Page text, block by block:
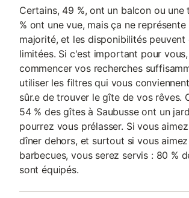
Certains, 49 %, ont un balcon ou une
% ont une vue, mais ça ne représente
majorité, et les disponibilités
limitées. Si c'est important pour
commencer vos recherches
utiliser les filtres qui vous
sûr.e de trouver le gîte de vos rêves.
54 % des gîtes à Saubusse ont un
pourrez vous prélasser. Si vous
dîner dehors, et surtout si vous
barbecues, vous serez servis : 80 %
sont équipés.